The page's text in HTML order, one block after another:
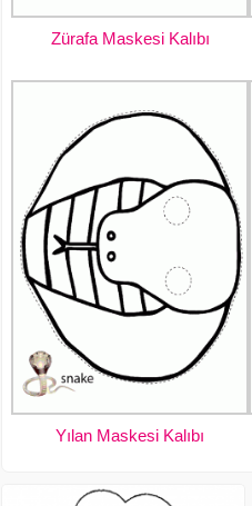
Zürafa Maskesi Kalıbı
Yılan Maskesi Kalıbı